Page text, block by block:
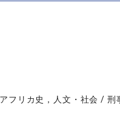
フリカ史，人文・社会 / 刑